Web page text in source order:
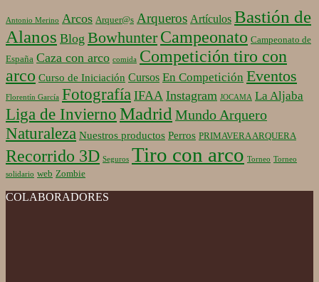
Antonio Merino Arcos Arquer@s Arqueros Artículos Bastión de
Alanos Blog Bowhunter Campeonato Campeonato de
España Caza con arco comida Competición tiro con
arco Curso de Iniciación Cursos En Competición Eventos
Florentín García Fotografía IFAA Instagram JOCAMA La Aljaba
Liga de Invierno Madrid Mundo Arquero
Naturaleza Nuestros productos Perros PRIMAVERA ARQUERA
Recorrido 3D Seguros Tiro con arco Torneo Torneo
solidario web Zombie
COLABORADORES